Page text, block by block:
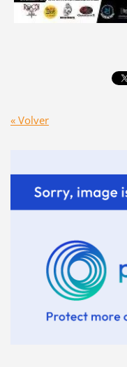
« Volver